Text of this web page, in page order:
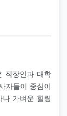
직장인과 대학
자들이 중심이
가벼운 힐링